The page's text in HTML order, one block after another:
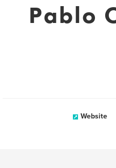
Pablo
Website